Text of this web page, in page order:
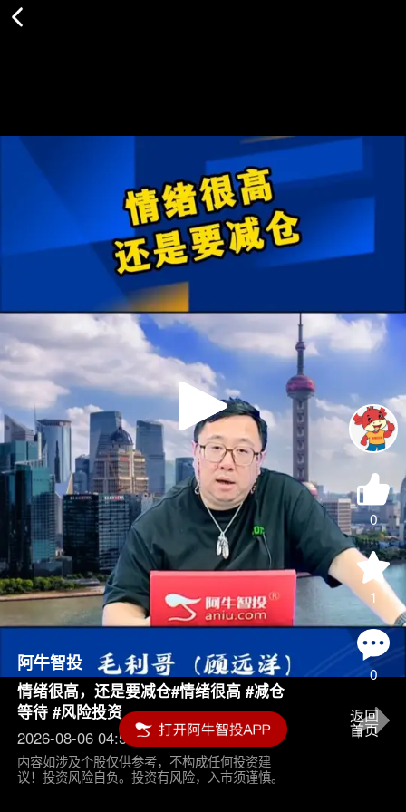
Play
Video
0
1
0
阿牛智投
情绪很高，还是要减仓#情绪很高 #减仓
等待 #风险投资
2026-08-06 04:55
内容如涉及个股仅供参考，不构成任何投资建
议！投资风险自负。投资有风险，入市须谨慎。